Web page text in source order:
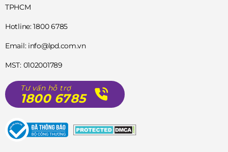
TPHCM
Hotline: 1800 6785
Email: info@lpd.com.vn
MST: 0102001789
Tư vấn hỗ trợ
1800 6785